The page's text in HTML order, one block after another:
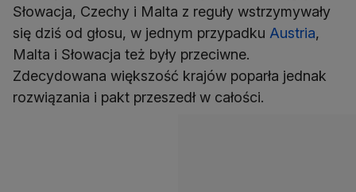
Słowacja, Czechy i Malta z reguły wstrzymywały
się dziś od głosu, w jednym przypadku Austria,
Malta i Słowacja też były przeciwne.
Zdecydowana większość krajów poparła jednak
rozwiązania i pakt przeszedł w całości.